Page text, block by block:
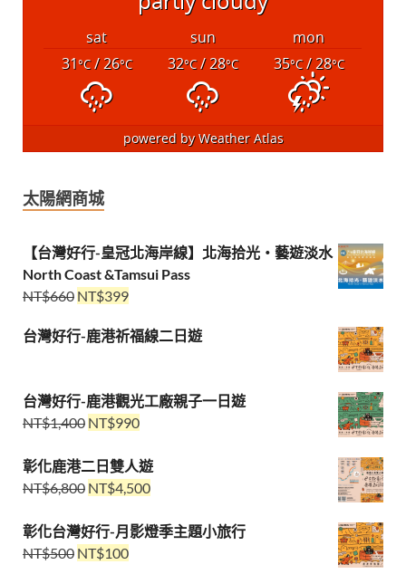
sat sun
mon
31°C/ 26°C 32°C/ 28°C 35°C/ 28°C
powered byWeather Atlas
太陽網商城
【台灣好行-皇冠北海岸線】北海拾光・藝遊淡水
North Coast &Tamsui Pass
NT$660 NT$399
台灣好行-鹿港祈福線二日遊
台灣好行-鹿港觀光工廠親子一日遊
NT$1,400 NT$990
彰化鹿港二日雙人遊
NT$6,800 NT$4,500
彰化台灣好行-月影燈季主題小旅行
NT$500 NT$100